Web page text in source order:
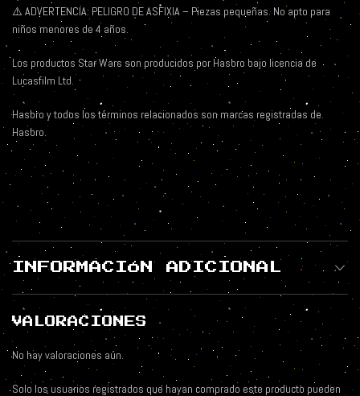
⚠️ ADVERTENCIA: PELIGRO DE ASFIXIA – Piezas pequeñas. No apto para
niños menores de 4 años.
Los productos Star Wars son producidos por Hasbro bajo licencia de
Lucasfilm Ltd.
Hasbro y todos los términos relacionados son marcas registradas de
Hasbro.
INFORMACIÓN ADICIONAL
VALORACIONES
No hay valoraciones aún.
Solo los usuarios registrados que hayan comprado este producto pueden